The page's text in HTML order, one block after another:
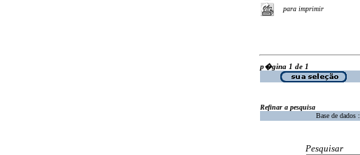
para imprimir
p�gina 1 de 1
Refinar a pesquisa
Base de dados :
Pesquisar